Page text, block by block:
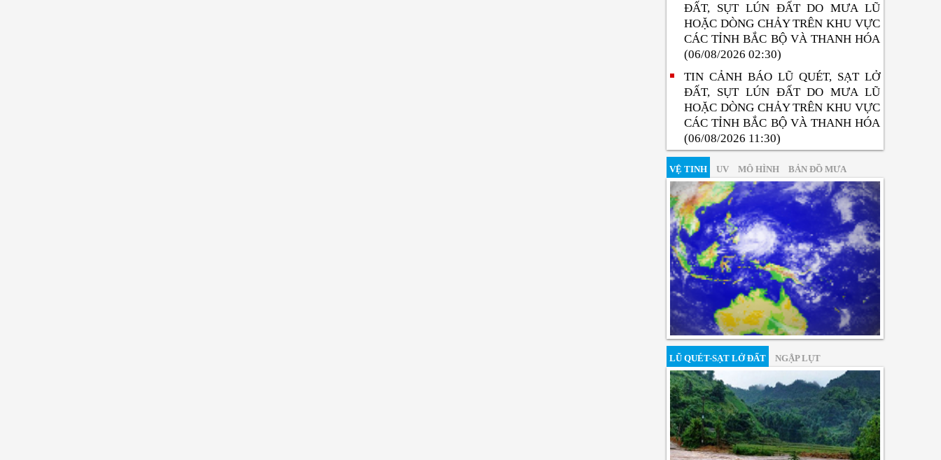
ĐẤT, SỤT LÚN ĐẤT DO MƯA LŨ
HOẶC DÒNG CHẢY TRÊN KHU VỰC
CÁC TỈNH BẮC BỘ VÀ THANH HÓA
(06/08/2026 02:30)
TIN CẢNH BÁO LŨ QUÉT, SẠT LỞ
ĐẤT, SỤT LÚN ĐẤT DO MƯA LŨ
HOẶC DÒNG CHẢY TRÊN KHU VỰC
CÁC TỈNH BẮC BỘ VÀ THANH HÓA
(06/08/2026 11:30)
VỆ TINH UV MÔ HÌNH BẢN ĐỒ MƯA
LŨ QUÉT-SẠT LỞ ĐẤT NGẬP LỤT